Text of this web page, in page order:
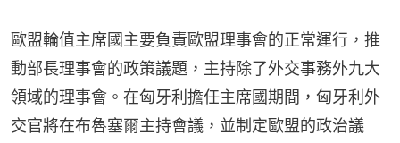
歐盟輪值主席國主要負責歐盟理事會的正常運行，推
動部長理事會的政策議題，主持除了外交事務外九大
領域的理事會。在匈牙利擔任主席國期間，匈牙利外
交官將在布魯塞爾主持會議，並制定歐盟的政治議